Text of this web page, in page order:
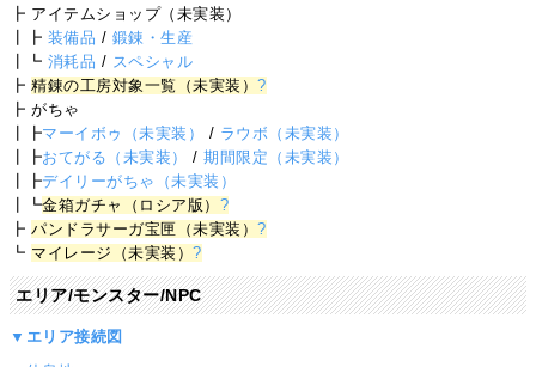
┣ アイテムショップ（未実装）
┃┣ 装備品 / 鍛錬・生産
┃┗ 消耗品 / スペシャル
┣精錬の工房対象一覧（未実装）?
┣ がちゃ
┃┣マーイボゥ（未実装） / ラウボ（未実装）
┃┣おてがる（未実装） /期間限定（未実装）
┃┣デイリーがちゃ（未実装）
┃┗金箱ガチャ（ロシア版） ?
┣パンドラサーガ宝匣（未実装）?
┗ マイレージ（未実装）?
エリア/モンスター/NPC
▼エリア接続図